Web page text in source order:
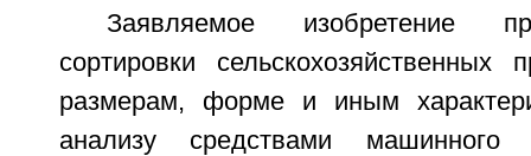
Заявляемое изобретение
сортировки сельскохозяйственных
размерам, форме и иным
анализу средствами машинного